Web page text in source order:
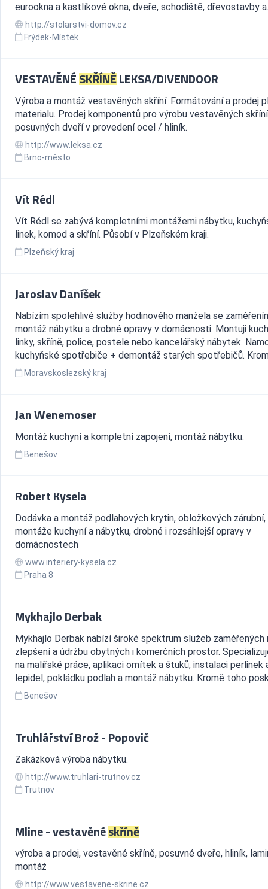
eurookna a kastlíkové okna, dveře, schodiště, dřevostavby
http://stolarstvi-domov.cz
Frýdek-Místek
VESTAVĚNÉSKŘÍNĚLEKSA/DIVENDOOR
Výroba a montáž vestavěných skříní. Formátování a prodej
materialu. Prodej komponentů pro výrobu vestavěných
posuvných dveří v provedení ocel / hliník.
http://www.leksa.cz
Brno-město
Vít Rédl
Vít Rédl se zabývá kompletními montážemi nábytku,
linek, komod a skříní. Působí v Plzeňském kraji.
Plzeňský kraj
Jaroslav Daníšek
Nabízím spolehlivé služby hodinového manžela se
montáž nábytku a drobné opravy v domácnosti. Montuji
linky, skříně, police, postele nebo kancelářský nábytek.
kuchyňské spotřebiče + demontáž starých spotřebičů.
Moravskoslezský kraj
Jan Wenemoser
Montáž kuchyní a kompletní zapojení, montáž nábytku.
Benešov
Robert Kysela
Dodávka a montáž podlahových krytin, obložkových zárubní,
montáže kuchyní a nábytku, drobné i rozsáhlejší opravy v
domácnostech
www.interiery-kysela.cz
Praha 8
Mykhajlo Derbak
Mykhajlo Derbak nabízí široké spektrum služeb zaměřených
zlepšení a údržbu obytných i komerčních prostor.
na malířské práce, aplikaci omítek a štuků, instalaci perlinek
lepidel, pokládku podlah a montáž nábytku. Kromě toho
Benešov
Truhlářství Brož - Popovič
Zakázková výroba nábytku.
http://www.truhlari-trutnov.cz
Trutnov
Mline - vestavěnéskříně
výroba a prodej, vestavěné skříně, posuvné dveře, hliník,
montáž
http://www.vestavene-skrine.cz